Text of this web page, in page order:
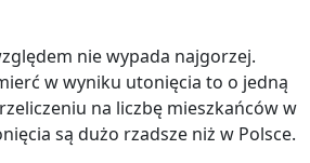
nie wypada najgorzej.
w wyniku utonięcia to o jedną
na liczbę mieszkańców w
są dużo rzadsze niż w Polsce.